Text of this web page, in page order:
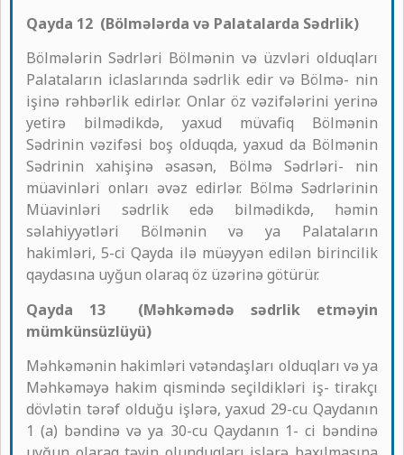
Qayda 12 (Bölmələrda və Palatalarda Sədrlik)
Bölmələrin Sədrləri Bölmənin və üzvləri olduqları
Palataların iclaslarında sədrlik edir və Bölmə- nin
işinə rəhbərlik edirlər. Onlar öz vəzifələrini yerinə
yetirə bilmədikdə, yaxud müvafiq Bölmənin
Sədrinin vəzifəsi boş olduqda, yaxud da Bölmənin
Sədrinin xahişinə əsasən, Bölmə Sədrləri- nin
müavinləri onları əvəz edirlər. Bölmə Sədrlərinin
Müavinləri sədrlik edə bilmədikdə, həmin
səlahiyyətləri Bölmənin və ya Palataların
hakimləri, 5-ci Qayda ilə müəyyən edilən birincilik
qaydasına uyğun olaraq öz üzərinə götürür.
Qayda 13 (Məhkəmədə sədrlik etməyin
mümkünsüzlüyü)
Məhkəmənin hakimləri vətəndaşları olduqları və ya
Məhkəməyə hakim qismində seçildikləri iş- tirakçı
dövlətin tərəf olduğu işlərə, yaxud 29-cu Qaydanın
1 (a) bəndinə və ya 30-cu Qaydanın 1- ci bəndinə